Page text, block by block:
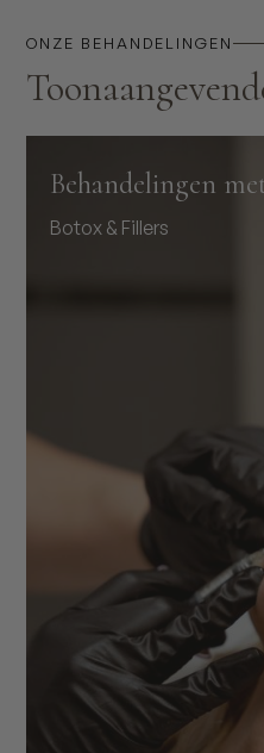
ONZE BEHANDELINGEN
Behandelingen
Botox & Fillers